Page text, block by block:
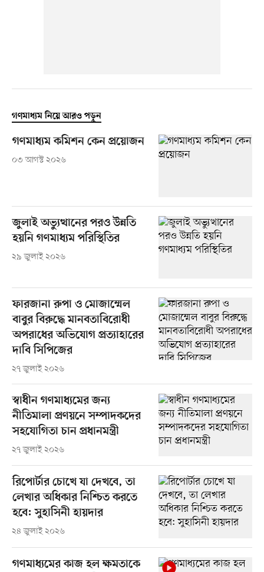
গণমাধ্যম নিয়ে আরও পড়ুন
গণমাধ্যম কমিশন কেন প্রয়োজন
০৩ আগস্ট ২০২৬
জুলাই অভ্যুত্থানের পরও উন্নতি
হয়নি গণমাধ্যম পরিস্থিতির
২৯ জুলাই ২০২৬
ফারজানা রুপা ও মোজাম্মেল
বাবুর বিরুদ্ধে মানবতাবিরোধী
অপরাধের অভিযোগ প্রত্যাহারের
দাবি সিপিজের
২৭ জুলাই ২০২৬
স্বাধীন গণমাধ্যমের জন্য
নীতিমালা প্রণয়নে সম্পাদকদের
সহযোগিতা চান প্রধানমন্ত্রী
২৭ জুলাই ২০২৬
রিপোর্টার চোখে যা দেখবে, তা
লেখার অধিকার নিশ্চিত করতে
হবে: সুহাসিনী হায়দার
২৪ জুলাই ২০২৬
গণমাধ্যমের কাজ হল ক্ষমতাকে